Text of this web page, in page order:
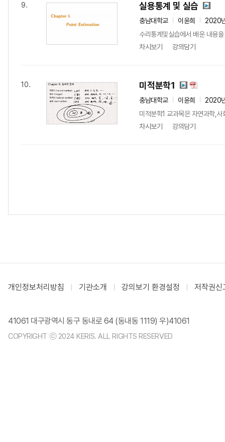
9. 실용통계 및 실습
충남대학교 이윤희
2020
수리통계및실습에서 배운 내용
차시보기
강의담기
10. 미적분학1
충남대학교 이윤희
2020
미적분학1 교과목은 자연과학,
차시보기
강의담기
개인정보처리방침 기관소개 강의보기 환경설정 저작권신
41061 대구광역시 동구 동내로 64 (동내동 1119) 우)41061
COPYRIGHT ⓒ 2024 KERIS. ALL RIGHTS RESERVED